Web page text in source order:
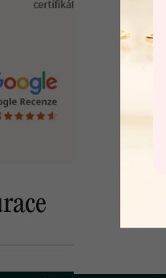
U nás